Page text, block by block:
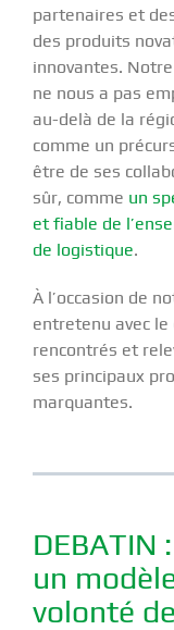
partenaires et
des produits
innovantes.
ne nous a pas
au-delà de la
comme un
être de ses
sûr, comme un
et fiable de
de logistique.
À l’occasion de
entretenu avec
rencontrés et
ses principaux
marquantes.
DEBATIN
un
volonté